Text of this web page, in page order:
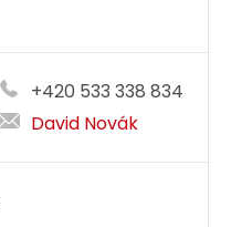
+420 533 338 834
David Novák